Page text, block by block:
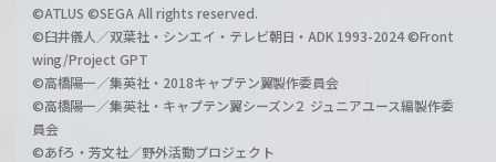
©ATLUS ©SEGA All rights reserved.
©臼井儀人／双葉社・シンエイ・テレビ朝日・ADK 1993-2024 ©Front
wing/Project GPT
©高橋陽一／集英社・2018キャプテン翼製作委員会
©高橋陽一／集英社・キャプテン翼シーズン２ ジュニアユース編製作委
員会
©あfろ・芳文社／野外活動プロジェクト